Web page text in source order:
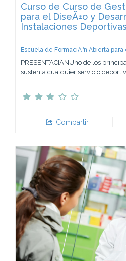
Curso de Curso de
para el DiseÃ±o y
Instalaciones Deportivas
Escuela de FormaciÃ³n Abierta para
PRESENTACIÃNUno de los
sustenta cualquier servicio
Compartir